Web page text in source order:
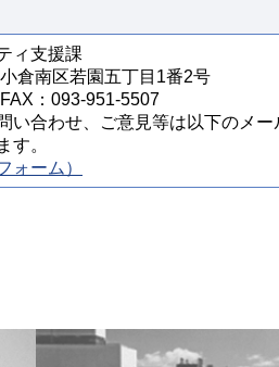
ィ支援課
倉南区若園五丁目1番2号
：093-951-5507
い合わせ、ご意見等は以下のメー
す。
ォーム）